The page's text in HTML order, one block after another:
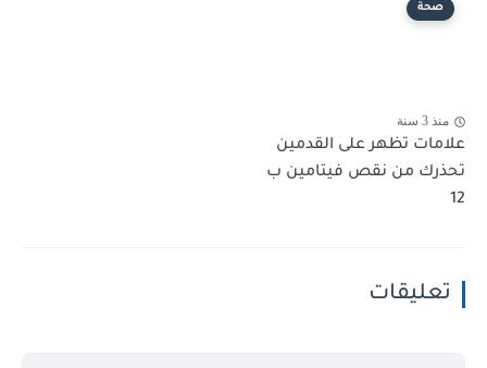
صحة
منذ 3 سنة
علامات تظهر على القدمين
تحذرك من نقص فيتامين ب
12
تعليقات